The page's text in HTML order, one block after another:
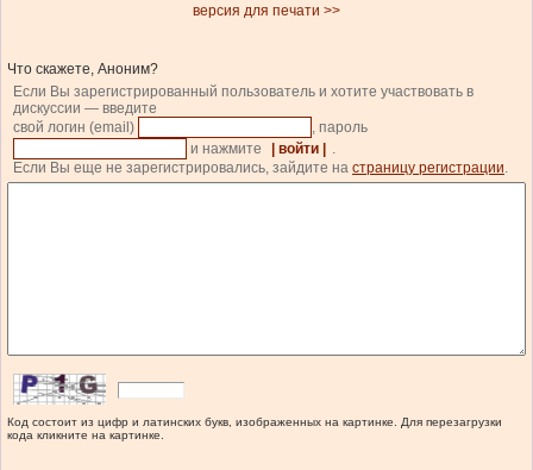
версия для печати >>
Что скажете, Аноним?
Если Вы зарегистрированный пользователь и хотите участвовать в
дискуссии — введите
свой логин (email)
, пароль
и нажмите
| войти |
.
Если Вы еще не зарегистрировались, зайдите на страницу регистрации.
Код состоит из цифр и латинских букв, изображенных на картинке. Для перезагрузки
кода кликните на картинке.